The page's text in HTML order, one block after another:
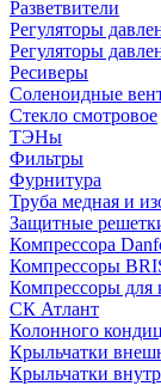
Разветвители
Регуляторы
Регуляторы
Ресиверы
Соленоидные
Стекло смотровое
ТЭНы
Фильтры
Фурнитура
Труба медная и
Защитные
Компрессора
Компрессоры
Компрессоры для
СК Атлант
Колонного
Крыльчатки
Крыльчатки